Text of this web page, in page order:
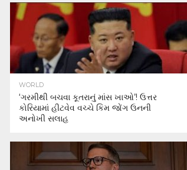
WORLD
‘ગરમીથી બચવા કૂતરાનું માંસ ખાઓ’! ઉત્તર
કોરિયામાં હીટવેવ વચ્ચે કિમ જોંગ ઉનની
અનોખી સલાહ